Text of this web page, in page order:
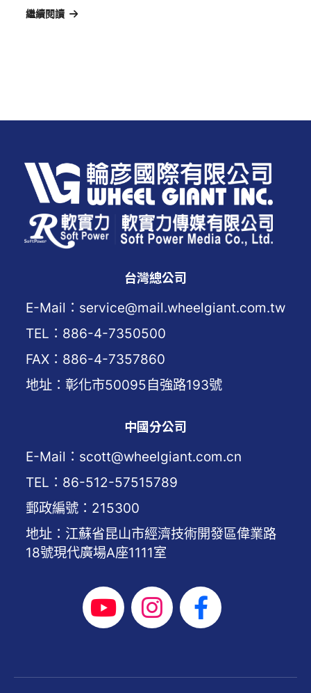
繼續閱讀
台灣總公司
E-Mail：service@mail.wheelgiant.com.tw
TEL：886-4-7350500
FAX：886-4-7357860
地址：彰化市50095自強路193號
中國分公司
E-Mail：scott@wheelgiant.com.cn
TEL：86-512-57515789
郵政編號：215300
地址：江蘇省昆山市經濟技術開發區偉業路
18號現代廣場A座1111室